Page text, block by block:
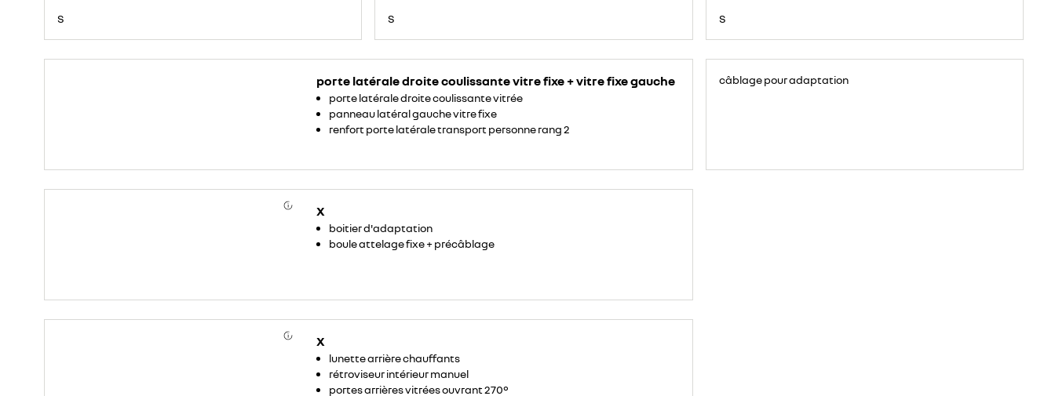
S S
porte latérale droite coulissante vitre fixe + vitre fixe gauche
porte latérale droite coulissante vitrée
panneau latéral gauche vitre fixe
renfort porte latérale transport personne rang 2
X
boitier d'adaptation
boule attelage fixe + précâblage
X
lunette arrière chauffants
rétroviseur intérieur manuel
portes arrières vitrées ouvrant 270°
S
câblage pour adaptation